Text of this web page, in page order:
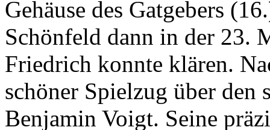
Gehäuse des Gatgebers
Schönfeld dann in der 23.
Friedrich konnte klären.
schöner Spielzug über den
Benjamin Voigt. Seine